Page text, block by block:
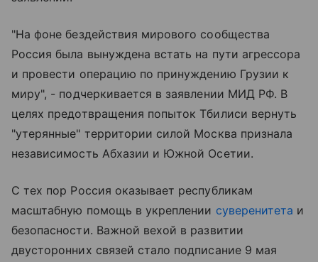
"На фоне бездействия мирового сообщества
Россия была вынуждена встать на пути агрессора
и провести операцию по принуждению Грузии к
миру", - подчеркивается в заявлении МИД РФ. В
целях предотвращения попыток Тбилиси вернуть
"утерянные" территории силой Москва признала
независимость Абхазии и Южной Осетии.
С тех пор Россия оказывает республикам
масштабную помощь в укреплении суверенитета и
безопасности. Важной вехой в развитии
двусторонних связей стало подписание 9 мая